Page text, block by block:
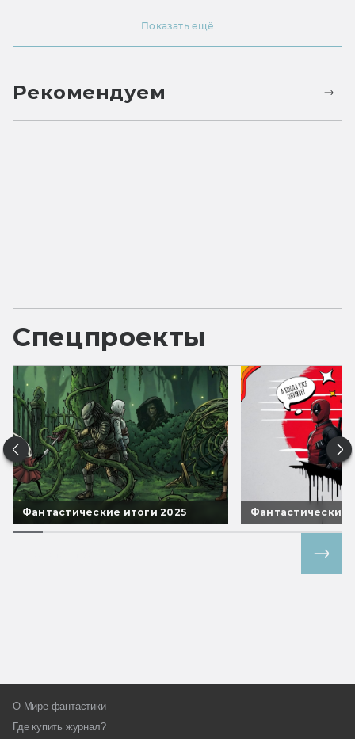
Показать ещё
Рекомендуем
Спецпроекты
Фантастические итоги 2025 Фантастические
О Мире фантастики
Где купить журнал?